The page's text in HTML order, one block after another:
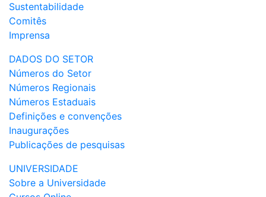
Sustentabilidade
Comitês
Imprensa
DADOS DO SETOR
Números do Setor
Números Regionais
Números Estaduais
Definições e convenções
Inaugurações
Publicações de pesquisas
UNIVERSIDADE
Sobre a Universidade